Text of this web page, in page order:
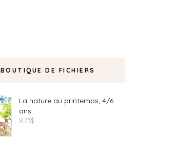
BOUTIQUE DE FICHIERS
La nature au printemps, 4/6
ans
8.75$